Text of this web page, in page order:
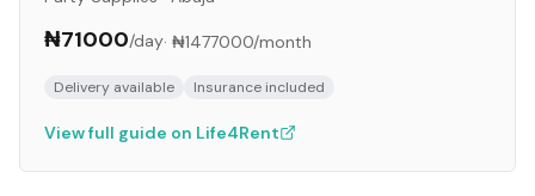
₦71000/day· ₦1477000/month
Delivery available Insurance included
View full guide on Life4Rent